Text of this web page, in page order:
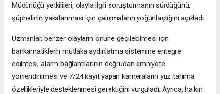
Müdürlüğü yetkilileri, olayla ilgili soruşturmanın sürdüğünü,
şüphelinin yakalanması için çalışmaların yoğunlaştığını açıkladı.
Uzmanlar, benzer olayların önüne geçilebilmesi için
bankamatiklerin mutlaka aydınlatma sistemine entegre
edilmesi, alarm bağlantılarının doğrudan emniyete
yönlendirilmesi ve 7/24 kayıt yapan kameraların yüz tanıma
özellikleriyle desteklenmesi gerektiğini vurguladı. Ayrıca, halkın